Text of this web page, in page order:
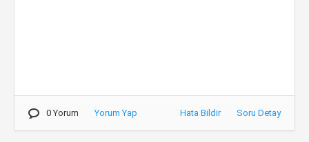
0 Yorum Yorum Yap Hata Bildir Soru Detay